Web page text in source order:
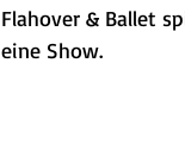
Flahover & Ballet
eine Show.